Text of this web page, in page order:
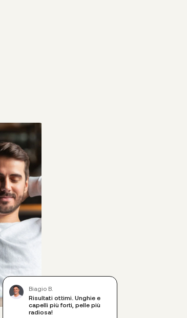
Biagio B.
Risultati ottimi. Unghie e
capelli più forti, pelle più
radiosa!